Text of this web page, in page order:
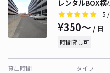
レンタルBOX横
5
¥350〜 / 日
時間貸し可
貸出時間
タイプ